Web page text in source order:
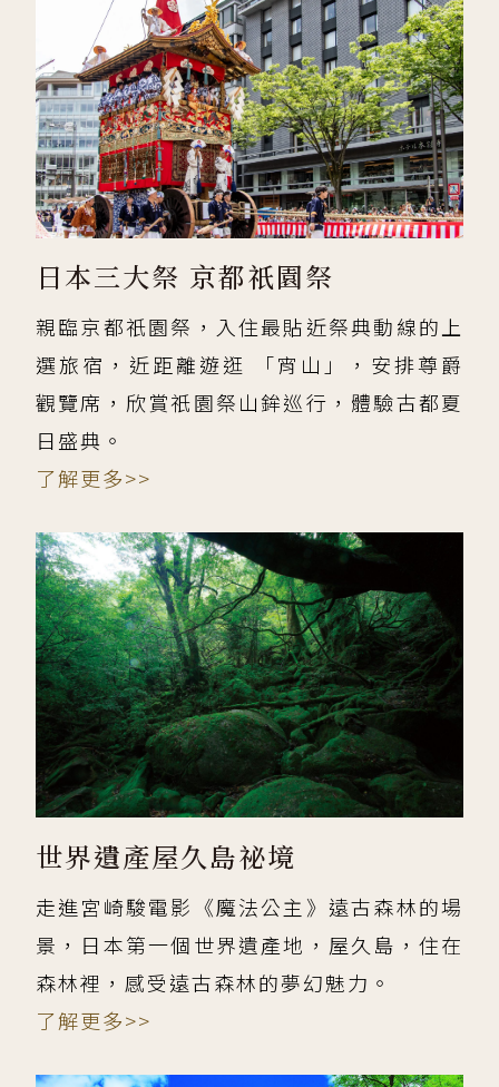
日本三大祭 京都祇園祭
親臨京都祇園祭，入住最貼近祭典動線的上
選旅宿，近距離遊逛 「宵山」，安排尊爵
觀覽席，欣賞祇園祭山鉾巡行，體驗古都夏
日盛典。
了解更多>>
世界遺產屋久島祕境
走進宮崎駿電影《魔法公主》遠古森林的場
景，日本第一個世界遺產地，屋久島，住在
森林裡，感受遠古森林的夢幻魅力。
了解更多>>